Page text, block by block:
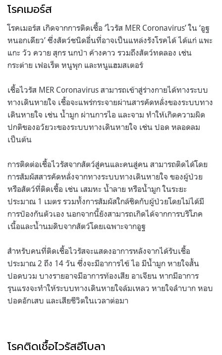
โรคเมอร์ส
โรคเมอร์ส เกิดจากการติดเชื้อ ‘ไวรัส MER Coronavirus’ ใน ‘อูฐ
หนอกเดียว’ ซึ่งสัตว์ชนิดอื่นที่อาจเป็นแหล่งรังโรคได้ ได้แก่ แพะ
แกะ วัว ควาย สุกร นกป่า ค้างคาว รวมถึงสัตว์ทดลอง เช่น
กระต่าย เฟอเร็ต หนูพุก และหนูแฮมสเตอร์
เชื้อไวรัส MER Coronavirus สามารถเข้าสู่ร่างกายได้ทางระบบ
ทางเดินหายใจ เชื้อจะแพร่กระจายผ่านสารคัดหลั่งของระบบทาง
เดินหายใจ เช่น น้ำมูก ผ่านการไอ และจาม ทำให้เกิดความผิด
ปกติของอวัยวะของระบบทางเดินหายใจ เช่น ปอด หลอดลม
เป็นต้น
การติดต่อเชื้อไวรัสจากสัตว์สู่คนและคนสู่คน สามารถติดได้โดย
การสัมผัสสารคัดหลั่งจากทางระบบทางเดินหายใจ ของผู้ป่วย
หรือสัตว์ที่ติดเชื้อ เช่น เสมหะ น้ำลาย หรือน้ำมูก ในระยะ
ประมาณ 1 เมตร รวมทั้งการสัมผัสใกล้ชิดกับผู้ป่วยโดยไม่ได้มี
การป้องกันตัวเอง นอกจากนี้ยังสามารถเกิดได้จากการบริโภค
เนื้อและน้ำนมดิบจากสัตว์โดยเฉพาะจากอูฐ
สำหรับคนที่ติดเชื้อไวรัสจะแสดงอาการหลังจากได้รับเชื้อ
ประมาณ 2 ถึง 14 วัน ซึ่งจะมีอาการไข้ ไอ มีน้ำมูก หายใจสั้น
ปอดบวม บางรายอาจมีอาการท้องเสีย อาเจียน หากมีอาการ
รุนแรงจะทำให้ระบบทางเดินหายใจล้มเหลว หายใจลำบาก หอบ
ปอดอักเสบ และเสียชีวิตในเวลาต่อมา
โรคติดเชื้อไวรัสอีโบลา